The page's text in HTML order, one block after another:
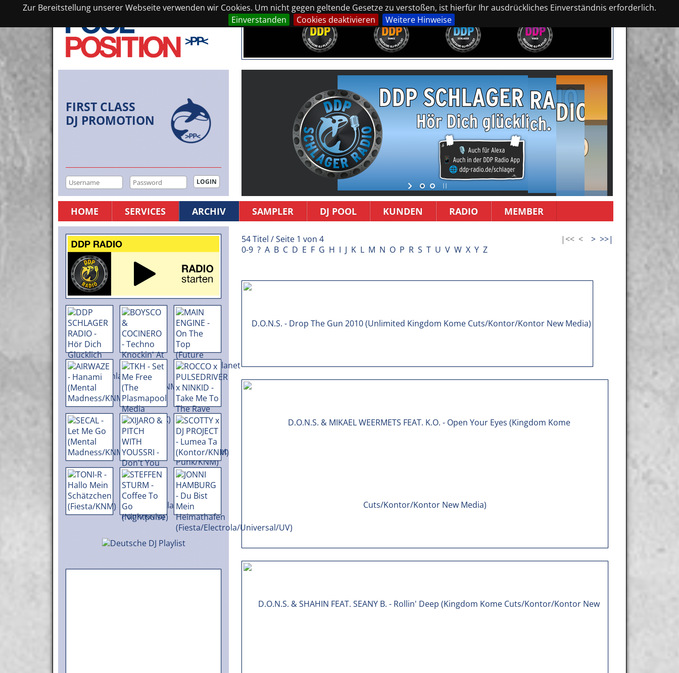
Zur Bereitstellung unserer Webseite verwenden wir Cookies. Um nicht gegen geltende Gesetze zu verstoßen, ist hierfür Ihr ausdrückliches Einverständnis erforderlich.
Einverstanden
Cookies deaktivieren Weitere Hinweise
FIRST CLASS
DJ PROMOTION
HOME SERVICES ARCHIV SAMPLER DJ POOL KUNDEN RADIO MEMBER
54 Titel / Seite 1 von 4 |<< < > >>|
0-9 ? A B C D E F G H I J K L M N O P R S T U V W X Y Z